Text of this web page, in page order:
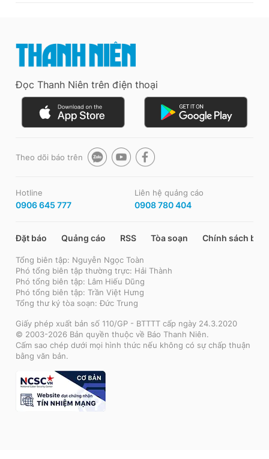
Đọc Thanh Niên trên điện thoại
Theo dõi báo trên
Hotline
0906 645 777
Liên hệ quảng cáo
0908 780 404
Đặt báo Quảng cáo RSS Tòa soạn Chính sách bảo
Tổng biên tập: Nguyễn Ngọc Toàn
Phó tổng biên tập thường trực: Hải Thành
Phó tổng biên tập: Lâm Hiếu Dũng
Phó tổng biên tập: Trần Việt Hưng
Tổng thư ký tòa soạn: Đức Trung
Giấy phép xuất bản số 110/GP - BTTTT cấp ngày 24.3.2020
© 2003-2026 Bản quyền thuộc về Báo Thanh Niên.
Cấm sao chép dưới mọi hình thức nếu không có sự chấp thuận
bằng văn bản.